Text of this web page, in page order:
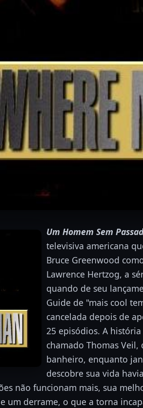
Um Homem Sem
televisiva americana
Bruce Greenwood
Lawrence Hertzog, a
quando de seu
Guide de "mais cool
cancelada depois de
25 episódios. A
chamado Thomas
banheiro, enquanto
descobre sua vida
não funcionam mais, sua
um derrame, o que a torna